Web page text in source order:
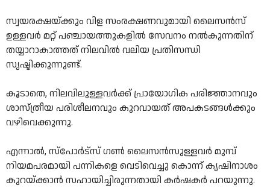
സ്വയരക്ഷയ്ക്കും വിള സംരക്ഷണവുമായി ലൈസൻസ്
ഉള്ളവർ മറ്റ് പഞ്ചായത്തുകളിൽ സേവനം നല്‍കുന്നതിന്
തയ്യാറാകാത്തത് നിലവിൽ വലിയ പ്രതിസന്ധി
സൃഷ്ടിക്കുന്നുണ്ട്.
കൂടാതെ, നിലവിലുള്ളവർക്ക് പ്രായോഗിക പരിജ്ഞാനവും
ശാസ്ത്രീയ പരിശീലനവും കുറവായത് അപകടങ്ങൾക്കും
വഴിവെക്കുന്നു.
എന്നാൽ, സ്പോർട്സ് ഗൺ ലൈസൻസുള്ളവർ മുമ്പ്
നിയമപരമായി പന്നികളെ വെടിവെച്ചു കൊന്ന് കൃഷിനാശം
കുറയ്ക്കാൻ സഹായിച്ചിരുന്നതായി കർഷകർ പറയുന്നു.